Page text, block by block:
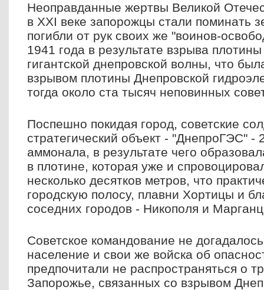
Неоправданные жертвы Великой
в ХХI веке запорожцы стали поминать
погибли от рук своих же "воинов-
1941 года в результате взрыва
гигантской днепровской волны, что
взрывом плотины Днепровской
тогда около ста тысяч неповинных
Поспешно покидая город, советские
стратегический объект - "ДнепроГЭС" -
аммонала, в результате чего
в плотине, которая уже и
несколько десятков метров, что
городскую полосу, плавни Хортицы и
соседних городов - Никополя и
Советское командование не
население и свои же войска об
предпочитали не распространяться о
Запорожье, связанных со взрывом